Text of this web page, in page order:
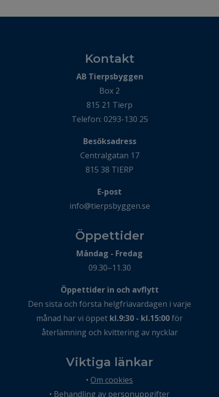
Kontakt
AB Tierpsbyggen
Box 2
815 21 Tierp
Telefon: 0293-130 25
Besöksadress
Centralgatan 17
815 38 TIERP
E-post
info@tierpsbyggen.se
Öppettider
Måndag - Fredag
09.30–11.30
Öppettider in och avflytt
Den sista och första helgfriavardagen i varje
månad har vi öppet kl.9:30 - kl.15:00för
återlämning och kvittering av nycklar
Viktiga länkar
• Om cookies
• Behandling av personuppgifter